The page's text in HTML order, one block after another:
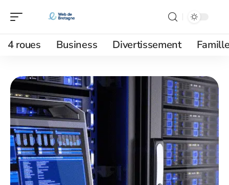
4 roues Business Divertissement